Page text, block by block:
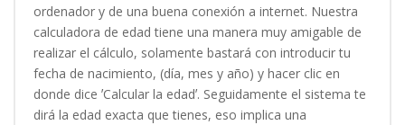
ordenador y de una buena conexión a internet. Nuestra
calculadora de edad tiene una manera muy amigable de
realizar el cálculo, solamente bastará con introducir tu
fecha de nacimiento, (día, mes y año) y hacer clic en
donde dice ʼCalcular la edadʼ. Seguidamente el sistema te
dirá la edad exacta que tienes, eso implica una